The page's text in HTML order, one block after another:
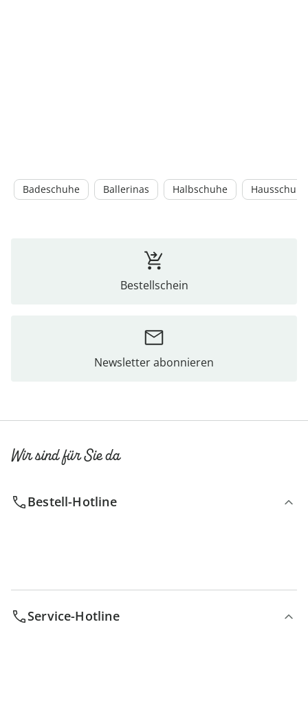
Badeschuhe Ballerinas Halbschuhe Hausschuhe
Bestellschein
Newsletter abonnieren
Wir sind für Sie da
Bestell-Hotline
Service-Hotline